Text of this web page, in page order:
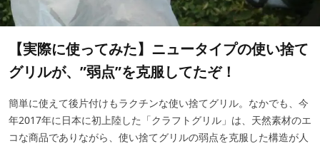
【実際に使ってみた】ニュータイプの使い捨て
グリルが、”弱点”を克服してたぞ！
簡単に使えて後片付けもラクチンな使い捨てグリル。なかでも、今
年2017年に日本に初上陸した「クラフトグリル」は、天然素材のエ
コな商品でありながら、使い捨てグリルの弱点を克服した構造が人